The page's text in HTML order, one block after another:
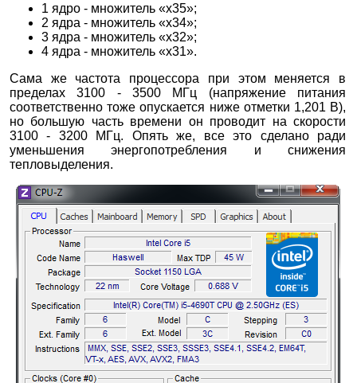
1 ядро - множитель «х35»;
2 ядра - множитель «х34»;
3 ядра - множитель «х32»;
4 ядра - множитель «х31».
Сама же частота процессора при этом меняется в
пределах 3100 - 3500 МГц (напряжение питания
соответственно тоже опускается ниже отметки 1,201 В),
но большую часть времени он проводит на скорости
3100 - 3200 МГц. Опять же, все это сделано ради
уменьшения энергопотребления и снижения
тепловыделения.